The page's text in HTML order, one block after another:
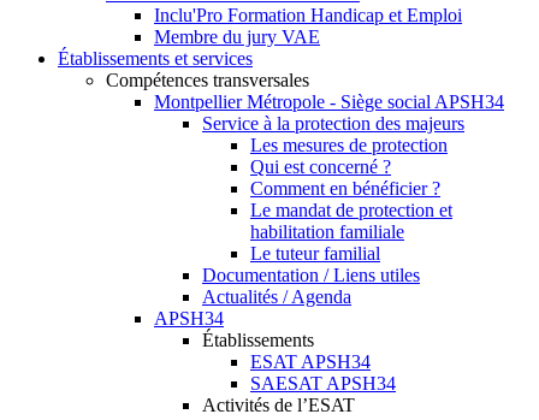
Inclu'Pro Formation Handicap et Emploi
Membre du jury VAE
Établissements et services
Compétences transversales
Montpellier Métropole - Siège social APSH34
Service à la protection des majeurs
Les mesures de protection
Qui est concerné ?
Comment en bénéficier ?
Le mandat de protection et
habilitation familiale
Le tuteur familial
Documentation / Liens utiles
Actualités / Agenda
APSH34
Établissements
ESAT APSH34
SAESAT APSH34
Activités de l’ESAT